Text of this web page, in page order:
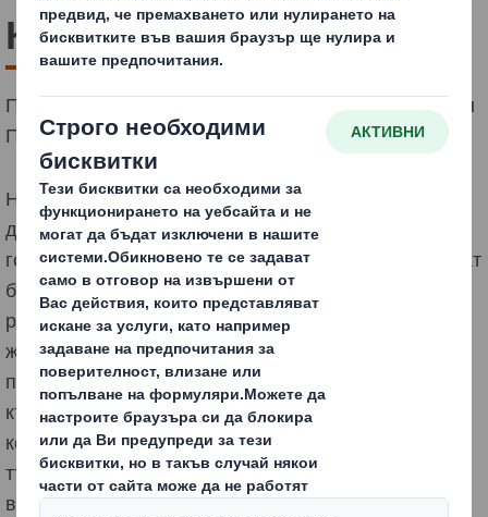
Кои сме ние
Преоткриваме Опаковките на по-високо ниво в един
Променящ се Свят
Нашият поглед винаги е насочен към бъдещето,
докато работим в един променящ се свят. Малки и
големи градове и цели популации се трансформират
бързо. Развитието на дигиталните технологии
революционизира начина, по който пазаруваме и
живеем. Ние все повече очакваме да закупим
продукти, пригодени за нас, когато ги поискаме,
където ги поискаме, като ни ги доставят по начин,
който отговаря на нашия зает начин на живот. Ние
търсим по-голям избор и удобство, но с по-малко
влияние върху света около нас.